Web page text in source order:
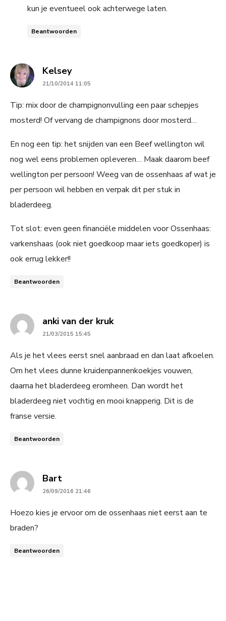
kun je eventueel ook achterwege laten.
Beantwoorden
Kelseysays:
21/10/2014 11:05
Tip: mix door de champignonvulling een paar schepjes
mosterd! Of vervang de champignons door mosterd…
En nog een tip: het snijden van een Beef wellington wil
nog wel eens problemen opleveren… Maak daarom beef
wellington per persoon! Weeg van de ossenhaas af wat je
per persoon wil hebben en verpak dit per stuk in
bladerdeeg.
Tot slot: even geen financiële middelen voor Ossenhaas:
varkenshaas (ook niet goedkoop maar iets goedkoper) is
ook errug lekker!!
Beantwoorden
anki van der kruksays:
21/03/2015 15:45
Als je het vlees eerst snel aanbraad en dan laat afkoelen.
Om het vlees dunne kruidenpannenkoekjes vouwen,
daarna het bladerdeeg eromheen. Dan wordt het
bladerdeeg niet vochtig en mooi knapperig. Dit is de
franse versie.
Beantwoorden
Bartsays:
26/09/2016 21:46
Hoezo kies je ervoor om de ossenhaas niet eerst aan te
braden?
Beantwoorden